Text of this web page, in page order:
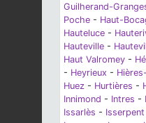
Guilherand-
Poche - Haut-
Hauteluce -
Hauteville -
Haut Valromey -
- Heyrieux -
Huez - Hurtières -
Innimond - Intres -
Issarlès - Isserpent